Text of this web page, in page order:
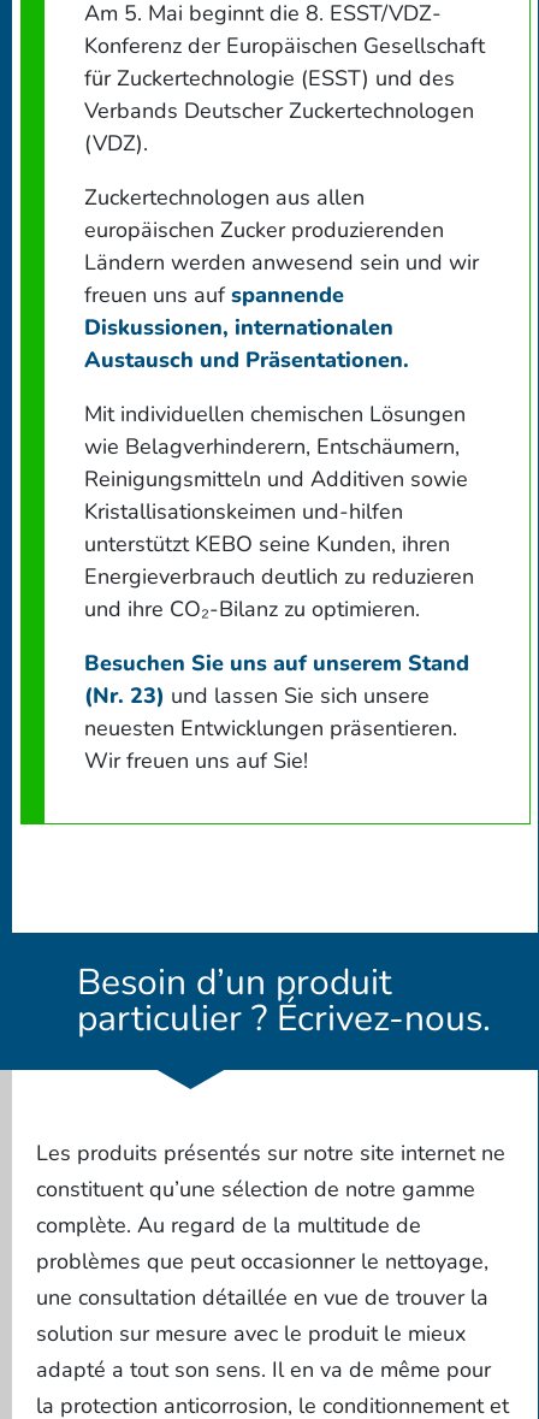
Am 5. Mai beginnt die 8. ESST/VDZ-
Konferenz der Europäischen Gesellschaft
für Zuckertechnologie (ESST) und des
Verbands Deutscher Zuckertechnologen
(VDZ).
Zuckertechnologen aus allen
europäischen Zucker produzierenden
Ländern werden anwesend sein und wir
freuen uns aufspannende
Diskussionen, internationalen
Austausch und Präsentationen.
Mit individuellen chemischen Lösungen
wie Belagverhinderern, Entschäumern,
Reinigungsmitteln und Additiven sowie
Kristallisationskeimen und-hilfen
unterstützt KEBO seine Kunden, ihren
Energieverbrauch deutlich zu reduzieren
und ihre CO₂-Bilanz zu optimieren.
Besuchen Sie uns auf unserem Stand
(Nr. 23) und lassen Sie sich unsere
neuesten Entwicklungen präsentieren.
Wir freuen uns auf Sie!
Besoin d’un produit
particulier ? Écrivez-nous.
Les produits présentés sur notre site internet ne
constituent qu’une sélection de notre gamme
complète. Au regard de la multitude de
problèmes que peut occasionner le nettoyage,
une consultation détaillée en vue de trouver la
solution sur mesure avec le produit le mieux
adapté a tout son sens. Il en va de même pour
la protection anticorrosion, le conditionnement et